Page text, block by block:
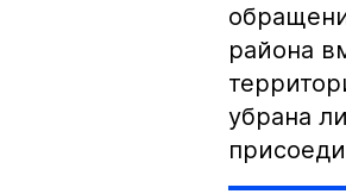
района
убрана